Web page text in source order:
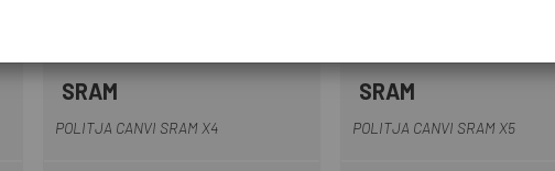
SRAM
POLITJA CANVI SRAM X4
SRAM
POLITJA CANVI SRAM X5